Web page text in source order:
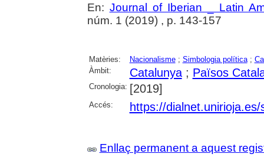
En: Journal of Iberian _ Latin
núm. 1 (2019) , p. 143-157
Matèries: Nacionalisme; Simbologia política;
Àmbit:
Catalunya; Països
Cronologia: [2019]
Accés: https://
Enllaç permanent a aquest